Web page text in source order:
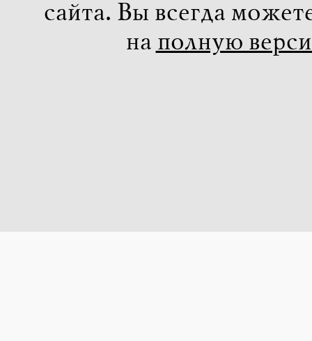
сайта. Вы всегда
на полную